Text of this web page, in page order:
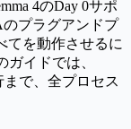
4のDay 0サポ
プラグアンドプ
てを動作させるに
イドでは、
で、全プロセス